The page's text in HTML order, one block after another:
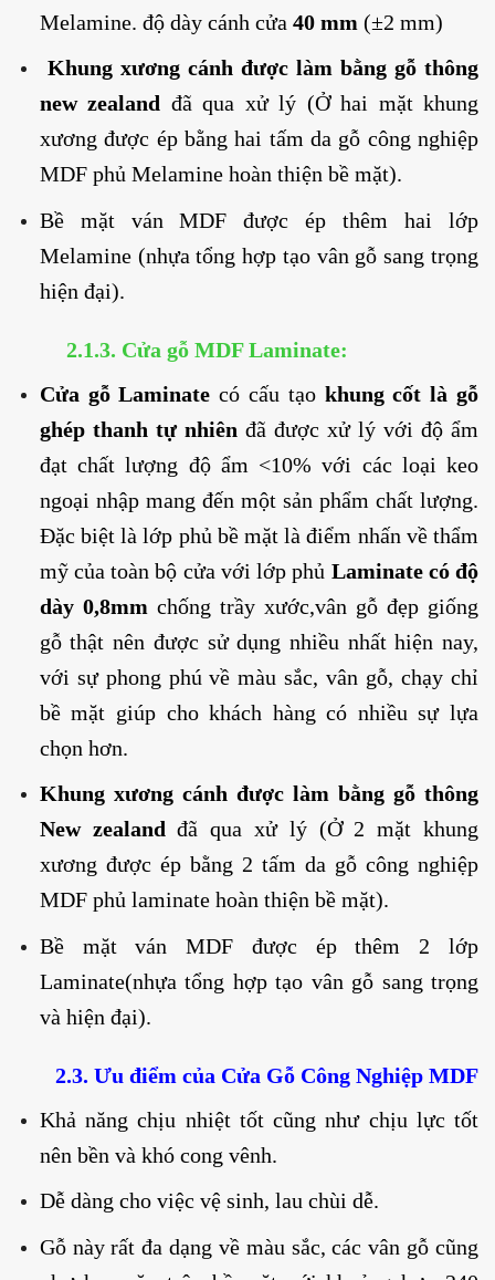
Melamine. độ dày cánh cửa 40 mm (±2 mm)
Khung xương cánh được làm bằng gỗ thông
new zealand đã qua xử lý (Ở hai mặt khung
xương được ép bằng hai tấm da gỗ công nghiệp
MDF phủ Melamine hoàn thiện bề mặt).
Bề mặt ván MDF được ép thêm hai lớp
Melamine (nhựa tổng hợp tạo vân gỗ sang trọng
hiện đại).
2.1.3. Cửa gỗ MDF Laminate:
Cửa gỗ Laminate có cấu tạo khung cốt là gỗ
ghép thanh tự nhiên đã được xử lý với độ ẩm
đạt chất lượng độ ẩm <10% với các loại keo
ngoại nhập mang đến một sản phẩm chất lượng.
Đặc biệt là lớp phủ bề mặt là điểm nhấn về thẩm
mỹ của toàn bộ cửa với lớp phủ Laminate có độ
dày 0,8mm chống trầy xước,vân gỗ đẹp giống
gỗ thật nên được sử dụng nhiều nhất hiện nay,
với sự phong phú về màu sắc, vân gỗ, chạy chỉ
bề mặt giúp cho khách hàng có nhiều sự lựa
chọn hơn.
Khung xương cánh được làm bằng gỗ thông
New zealand đã qua xử lý (Ở 2 mặt khung
xương được ép bằng 2 tấm da gỗ công nghiệp
MDF phủ laminate hoàn thiện bề mặt).
Bề mặt ván MDF được ép thêm 2 lớp
Laminate(nhựa tổng hợp tạo vân gỗ sang trọng
và hiện đại).
2.3. Ưu điểm của Cửa Gỗ Công Nghiệp MDF
Khả năng chịu nhiệt tốt cũng như chịu lực tốt
nên bền và khó cong vênh.
Dễ dàng cho việc vệ sinh, lau chùi dễ.
Gỗ này rất đa dạng về màu sắc, các vân gỗ cũng